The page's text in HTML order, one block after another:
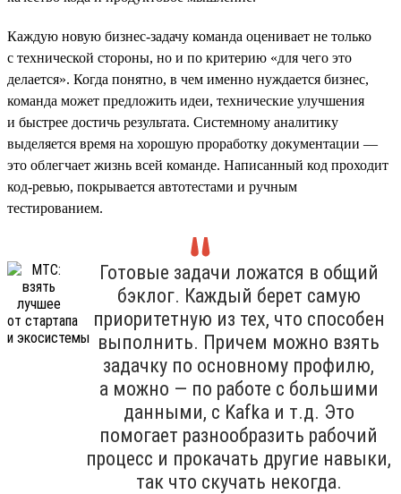
Каждую новую бизнес-задачу команда оценивает не только
с технической стороны, но и по критерию «для чего это
делается». Когда понятно, в чем именно нуждается бизнес,
команда может предложить идеи, технические улучшения
и быстрее достичь результата. Системному аналитику
выделяется время на хорошую проработку документации —
это облегчает жизнь всей команде. Написанный код проходит
код-ревью, покрывается автотестами и ручным
тестированием.
Готовые задачи ложатся в общий
бэклог. Каждый берет самую
приоритетную из тех, что способен
выполнить. Причем можно взять
задачку по основному профилю,
а можно — по работе с большими
данными, с Kafka и т.д. Это
помогает разнообразить рабочий
процесс и прокачать другие навыки,
так что скучать некогда.